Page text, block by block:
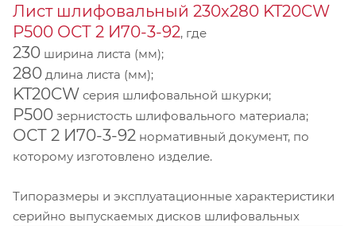
Лист шлифовальный 230х280 KT20CW
P500 ОСТ 2 И70-3-92, где
230 ширина листа (мм);
280 длина листа (мм);
KT20CW серия шлифовальной шкурки;
P500 зернистость шлифовального материала;
ОСТ 2 И70-3-92 нормативный документ, по
которому изготовлено изделие.
Типоразмеры и эксплуатационные характеристики
серийно выпускаемых дисков шлифовальных